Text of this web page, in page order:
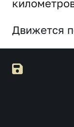
Движется